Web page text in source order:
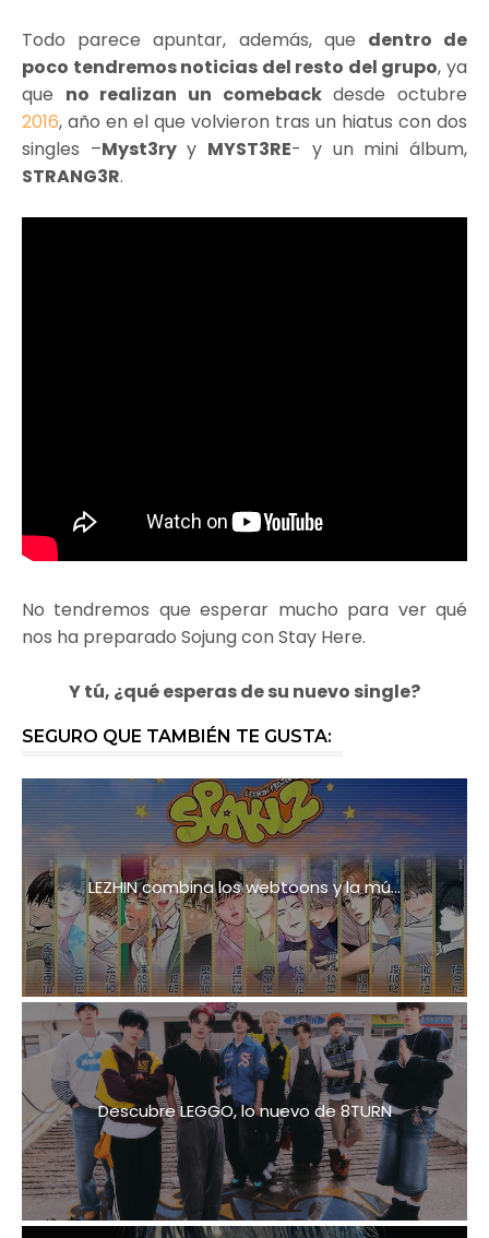
Todo parece apuntar, además, que dentro de
poco tendremos noticias del resto del grupo, ya
que no realizan un comebackdesde octubre
2016, año en el que volvieron tras un hiatus con dos
singles –Myst3ryy MYST3RE- y un mini álbum,
STRANG3R.
No tendremos que esperar mucho para ver qué
nos ha preparado Sojung con Stay Here.
Y tú, ¿qué esperas de su nuevo single?
SEGURO QUE TAMBIÉN TE GUSTA:
LEZHIN combina los webtoons y la mú...
Descubre LEGGO, lo nuevo de 8TURN